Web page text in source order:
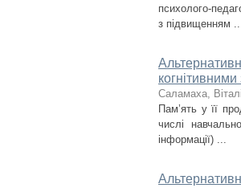
психолого-
з підвищенням
Саламаха,
Пам’ять у її
числі
інформації) ...